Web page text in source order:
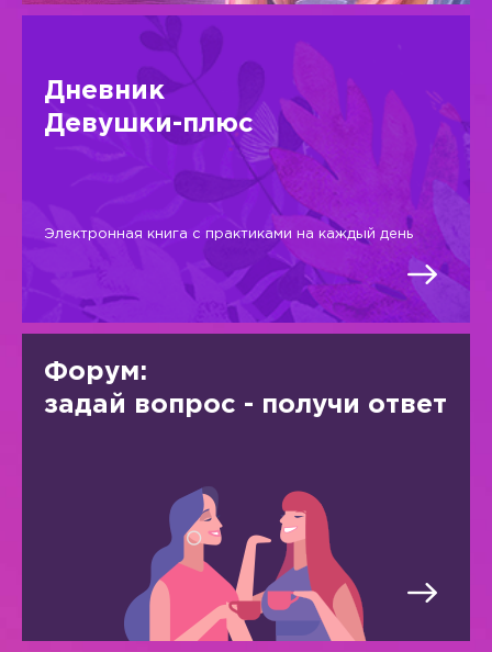
Дневник
Девушки-плюс
Электронная книга с практиками на каждый день
Форум:
задай вопрос - получи ответ